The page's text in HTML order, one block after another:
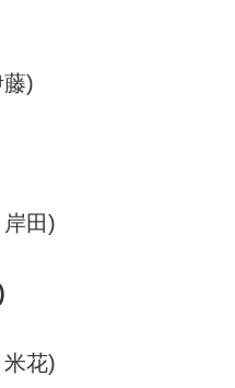
)
岸田)
花)